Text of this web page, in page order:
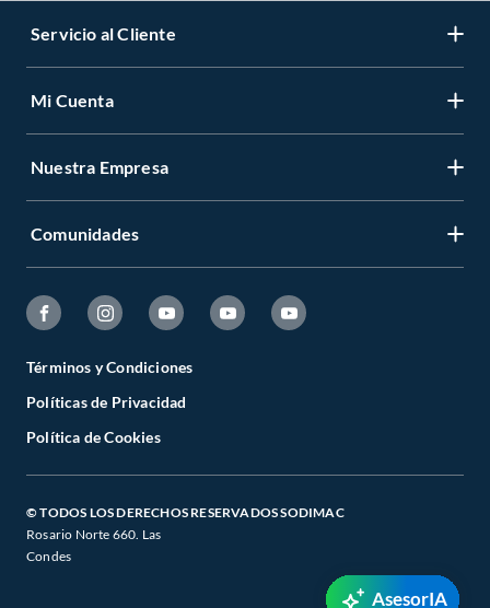
Servicio al Cliente
Mi Cuenta
Nuestra Empresa
Comunidades
Términos y Condiciones
Políticas de Privacidad
Política de Cookies
© TODOS LOS DERECHOS RESERVADOS SODIMAC
Rosario Norte 660. Las
Condes
AsesorIA